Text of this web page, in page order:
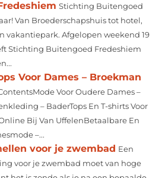
Stichting Buitengoed
Van Broederschapshuis tot hotel,
vakantiepark. Afgelopen weekend 19
Stichting Buitengoed Fredeshiem
Voor Dames – Broekman
Voor Oudere Dames –
– BaderTops En T-shirts Voor
Bij Van UffelenBetaalbare En
–...
voor je zwembad Een
voor je zwembad moet van hoge